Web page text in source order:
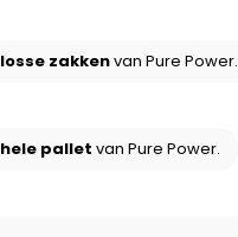
losse zakkenvan Pure Power.
hele pallet van Pure Power.